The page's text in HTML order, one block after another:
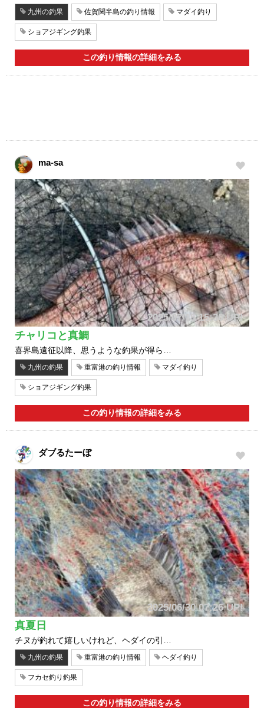
九州の釣果 佐賀関半島の釣り情報 マダイ釣り
ショアジギング釣果
この釣り情報の詳細をみる
ma-sa
2025/07/15 15:30 UP!
チャリコと真鯛
喜界島遠征以降、思うような釣果が得ら…
九州の釣果 重富港の釣り情報 マダイ釣り
ショアジギング釣果
この釣り情報の詳細をみる
ダブるたーぼ
2025/06/30 07:26 UP!
真夏日
チヌが釣れて嬉しいけれど、ヘダイの引…
九州の釣果 重富港の釣り情報 ヘダイ釣り
フカセ釣り釣果
この釣り情報の詳細をみる